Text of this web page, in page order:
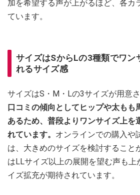
加を希望する声が上がるほど、各カ
ています。
サイズはSからLの3種類でワン
れるサイズ感
サイズはS・M・Lの3サイズが用意さ
口コミの傾向としてヒップや太もも
あるため、普段よりワンサイズ上を
れています。 オンラインでの購入や
は、大きめのサイズを検討すること
はLLサイズ以上の展開を望む声も上
イズ拡充が期待されています。